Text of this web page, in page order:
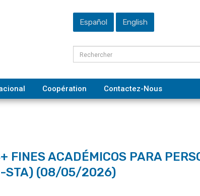
Español English
Coopération Contactez-Nous
FINES ACADÉMICOS PARA
STA) (08/05/2026)